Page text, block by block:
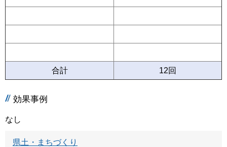
合計 12回
効果事例
なし
県土・まちづくり